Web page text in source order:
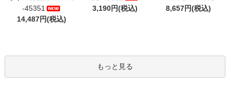
-45351
14,487円(税込)
3,190円(税込)
8,657円(税込)
もっと見る